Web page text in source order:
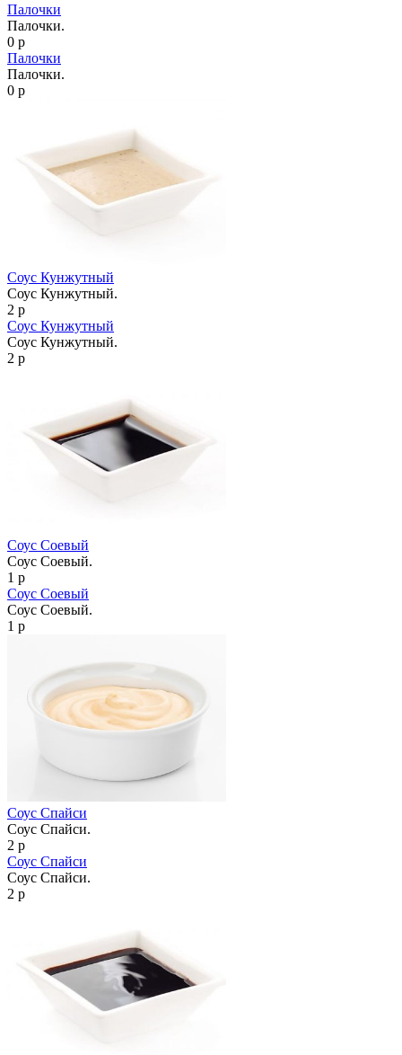
Палочки
Палочки.
0 р
Палочки
Палочки.
0 р
Соус Кунжутный
Соус Кунжутный.
2 р
Соус Кунжутный
Соус Кунжутный.
2 р
Соус Соевый
Соус Соевый.
1 р
Соус Соевый
Соус Соевый.
1 р
Соус Спайси
Соус Спайси.
2 р
Соус Спайси
Соус Спайси.
2 р